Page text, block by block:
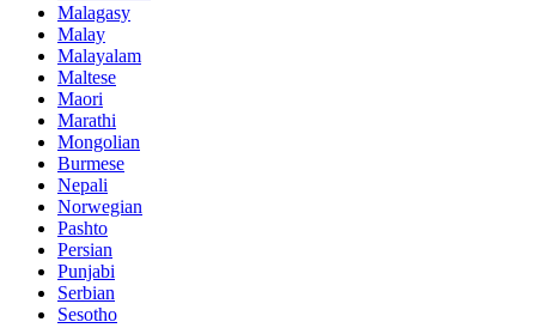
Malagasy
Malay
Malayalam
Maltese
Maori
Marathi
Mongolian
Burmese
Nepali
Norwegian
Pashto
Persian
Punjabi
Serbian
Sesotho